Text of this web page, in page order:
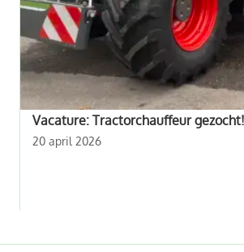
Vacature: Tractorchauffeur
20 april 2026